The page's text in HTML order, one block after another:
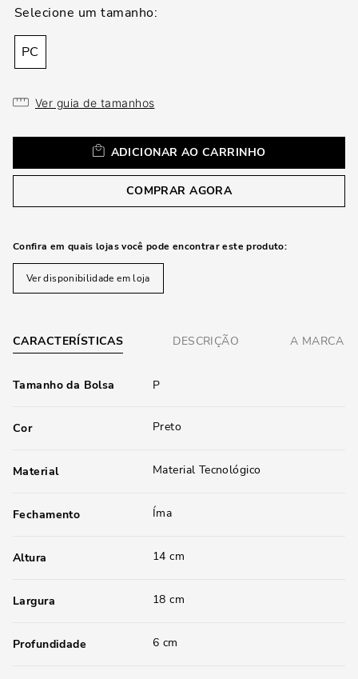
PC
Ver guia de tamanhos
ADICIONAR AO CARRINHO
COMPRAR AGORA
Confira em quais lojas você pode encontrar este produto:
Ver disponibilidade em loja
CARACTERÍSTICAS DESCRIÇÃO A MARCA
Tamanho da Bolsa P
Cor Preto
Material Material Tecnológico
Fechamento Íma
Altura 14 cm
Largura 18 cm
Profundidade 6 cm